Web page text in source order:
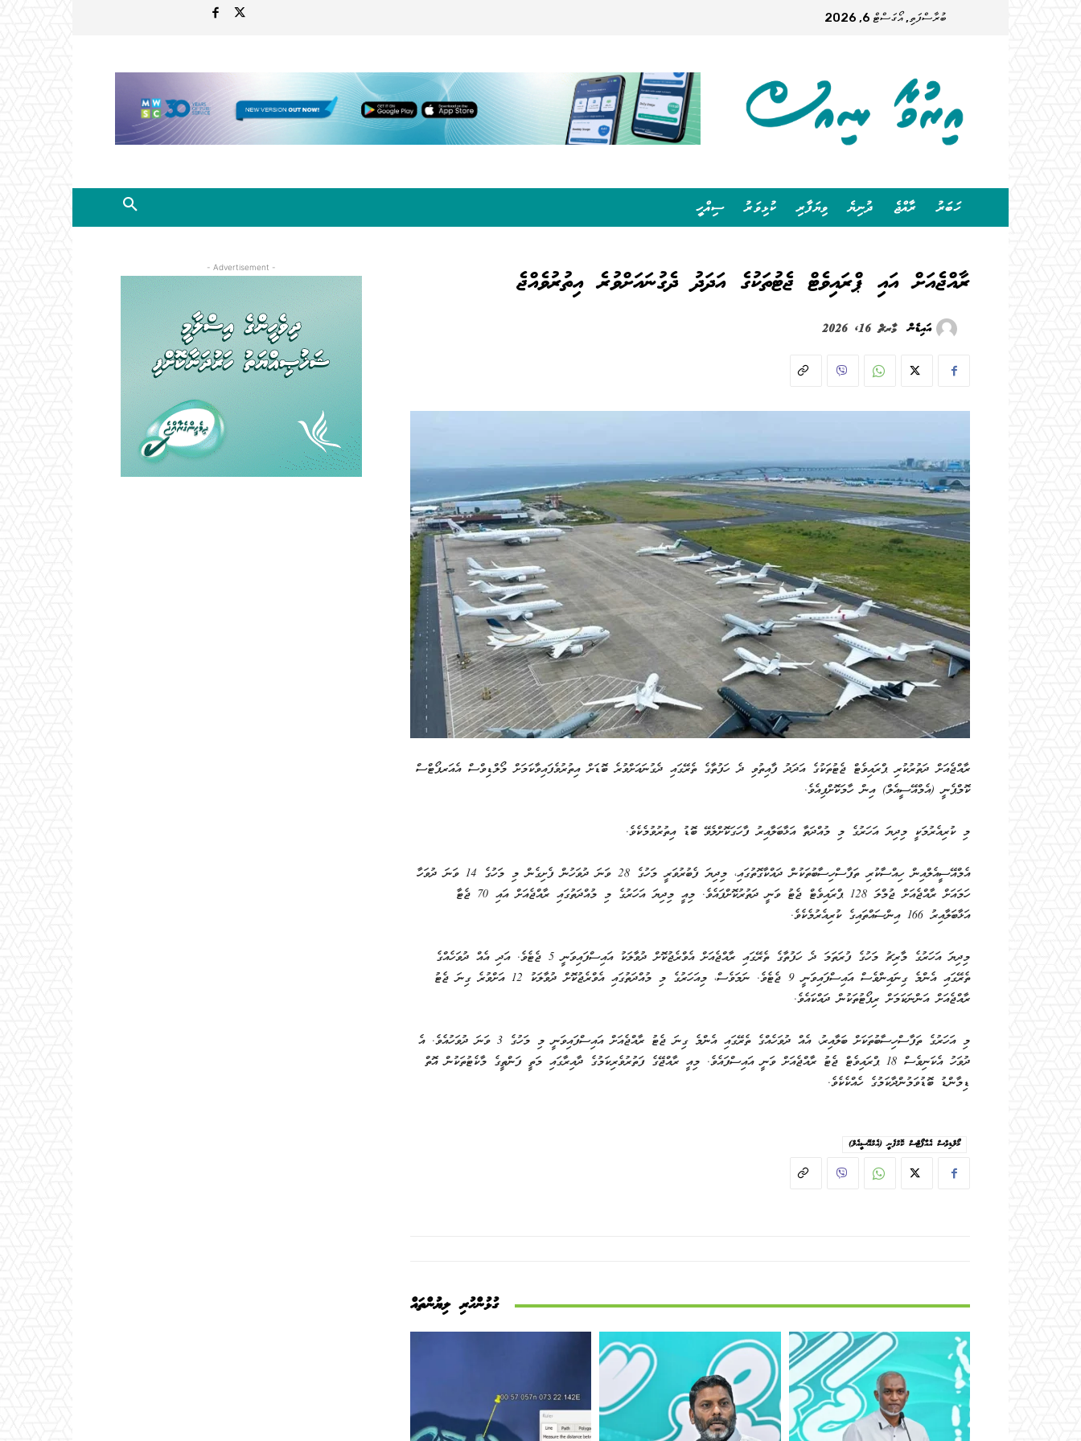
ބުރާސްފަތި, އޯގަސްޓް 6, 2026
ހަބަރު ރާއްޖެ ދުނިޔެ ވިޔަފާރި ކުޅިވަރު ސިއްހީ
- Advertisement - ރާއްޖެއަށް އައި ޕްރައިވެޓް ޖެޓުތަކުގެ އަދަދު ދެގުނައަށްވުރެ އިތުރުވެއްޖެ
އައިޑެން މާރޗް 16, 2026
ރާއްޖެއަށް ދަތުރުކުރި ޕްރައިވެޓް ޖެޓުތަކުގެ އަދަދު ފާއިތުވި ދެ ހަފުތާގެ ތެރޭގައި ދެގުނައަށްވުރެ ބޮޑަށް އިތުރުވެފައިވާކަމަށް މޯލްޑިވްސް އެއަރޕޯޓްސް
ކޮމްޕެނީ (އެމްއޭސީއެލް) އިން ހާމަކޮށްފިއެވެ.
މި ކުރިއެރުމަކީ މިދިޔަ އަހަރުގެ މި މުއްދަތާ އަޅާބަލާއިރު ފާހަގަކޮށްލެވޭ ބޮޑު އިތުރުވުމެކެވެ.
އެމްއޭސީއެލްއިން ހިއްސާކުރި ތަފާސްހިސާބުތަކުން ދައްކާގޮތުގައި، މިދިޔަ ފެބުރުވަރީ މަހުގެ 28 ވަނަ ދުވަހުން ފެށިގެން މި މަހުގެ 14 ވަނަ ދުވަހާ
ހަމައަށް ރާއްޖެއަށް ޖުމްލަ 128 ޕްރައިވެޓް ޖެޓު ވަނީ ދަތުރުކޮށްފައެވެ. މިއީ މިދިޔަ އަހަރުގެ މި މުއްދަތުގައި ރާއްޖެއަށް އައި 70 ޖެޓާ
އަޅާބަލާއިރު 166 އިންސައްތައިގެ ކުރިއެރުމެކެވެ.
މިދިޔަ އަހަރުގެ މާރިޗު މަހުގެ ފުރަތަމަ ދެ ހަފުތާގެ ތެރޭގައި ރާއްޖެއަށް އެވްރެޖުކޮށް ދުވާލަކު އައިސްފައިވަނީ 5 ޖެޓެވެ. އަދި އެއް ދުވަހެއްގެ
ތެރޭގައި އެންމެ ގިނައިންވެސް އައިސްފައިވަނީ 9 ޖެޓެވެ. ނަމަވެސް، މިއަހަރުގެ މި މުއްދަތުގައި އެވްރެޖުކޮށް ދުވާލަކު 12 އަށްވުރެ ގިނަ ޖެޓު
ރާއްޖެއަށް އަންނަކަމަށް ރިޕޯޓުތަކުން ދައްކައެވެ.
މި އަހަރުގެ ތަފާސްހިސާބުތަކަށް ބަލާއިރު، އެއް ދުވަހެއްގެ ތެރޭގައި އެންމެ ގިނަ ޖެޓު ރާއްޖެއަށް އައިސްފައިވަނީ މި މަހުގެ 3 ވަނަ ދުވަހުއެވެ. އެ
ދުވަހު އެކަނިވެސް 18 ޕްރައިވެޓް ޖެޓު ރާއްޖެއަށް ވަނީ އައިސްފައެވެ. މިއީ ރާއްޖޭގެ ފަތުރުވެރިކަމުގެ ދާއިރާގައި މަތީ ފަންތީގެ މާކެޓުތަކުން އޮތް
ޑިމާންޑު ބޮޑުވަމުންދާކަމުގެ ހެއްކެކެވެ.
މޯލްޑިވްސް އެއާޕޯޓްސް ކޮމްޕެނީ (އެމްއޭސީއެލް)
ގުޅުންހުރި ލިޔުންތައް